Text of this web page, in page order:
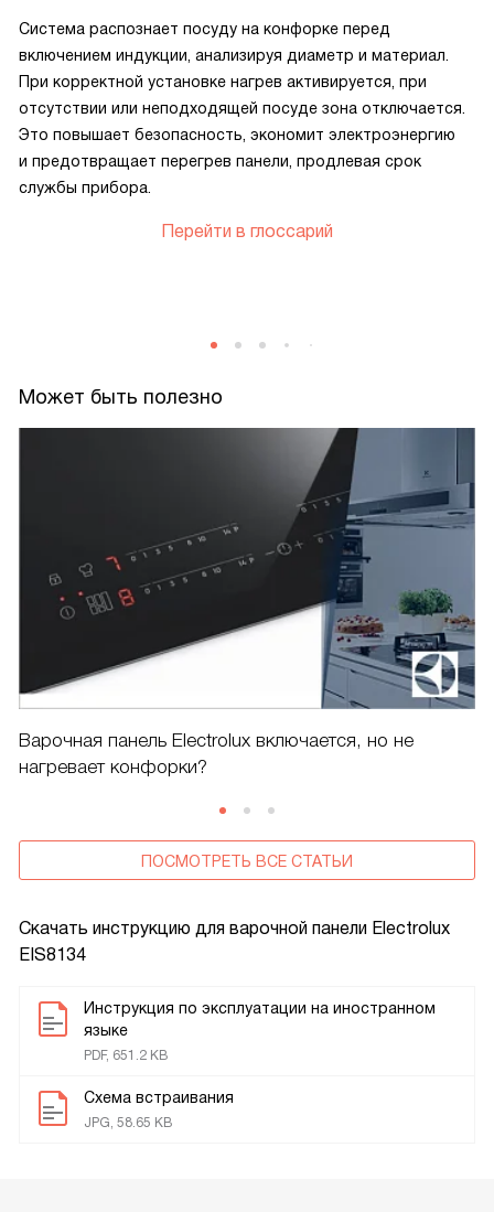
Скачать инструкцию для варочной панели Electrolux
EIS8134
Инструкция по эксплуатации на иностранном
языке
PDF, 651.2 KB
Схема встраивания
JPG, 58.65 KB
Система распознает посуду на конфорке перед
включением индукции, анализируя диаметр и материал.
При корректной установке нагрев активируется, при
отсутствии или неподходящей посуде зона отключается.
Это повышает безопасность, экономит электроэнергию
и предотвращает перегрев панели, продлевая срок
службы прибора.
Перейти в глоссарий
Может быть полезно
Варочная панель Electrolux включается, но не
нагревает конфорки?
ПОСМОТРЕТЬ ВСЕ СТАТЬИ